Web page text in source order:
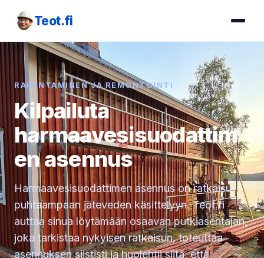
Teot.fi
RAKENTAMINEN JA REMONTOINTI
Kilpailuta
harmaavesisuodattim
en asennus
Harmaavesisuodattimen asennus on ratkaisu
puhtaampaan jäteveden käsittelyyn. Teot.fi
auttaa sinua löytämään osaavan putkiasentajan,
joka tarkistaa nykyisen ratkaisun, toteuttaa
asennuksen siististi ja huolehtii siitä, että